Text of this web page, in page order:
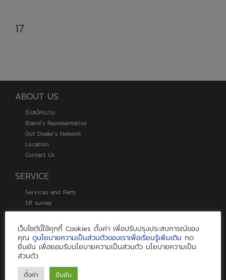
17
ABOUT US
รับสมัครงาน
Brand’s Representative
Out Dealer’s Network
Location
Contact Us
SERVICE
Services and Parts
SR survey
Vessel Monitoring System (VMS)
Internet Vessel Tracking
PurpleTRAC
ช่องทางชำระเงิน
เว็บไซต์นี้ใช้คุกกี้ Cookies ตั้งค่า เพื่อปรับปรุงประสบการณ์ของ
คุณ ดูนโยบายความเป็นส่วนตัวของเราเพื่อเรียนรู้เพิ่มเติม กด
ยืนยัน เพื่อยอมรับนโยบายความเป็นส่วนตัว นโยบายความเป็น
ส่วนตัว
ตั้งค่า ยืนยัน